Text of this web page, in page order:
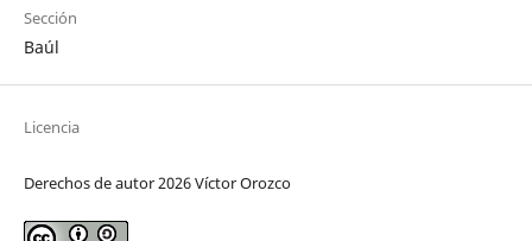
Sección
Baúl
Licencia
Derechos de autor 2026 Víctor Orozco